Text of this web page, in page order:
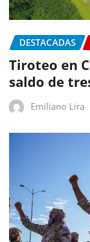
DESTACADAS
Tiroteo en
saldo de
Emiliano Lira